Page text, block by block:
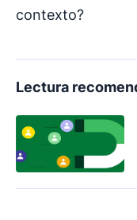
contexto?
Lectura